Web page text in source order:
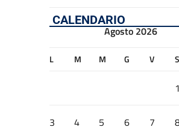
CALENDARIO
Agosto 2026
L M M G V S
1
3 4 5 6 7